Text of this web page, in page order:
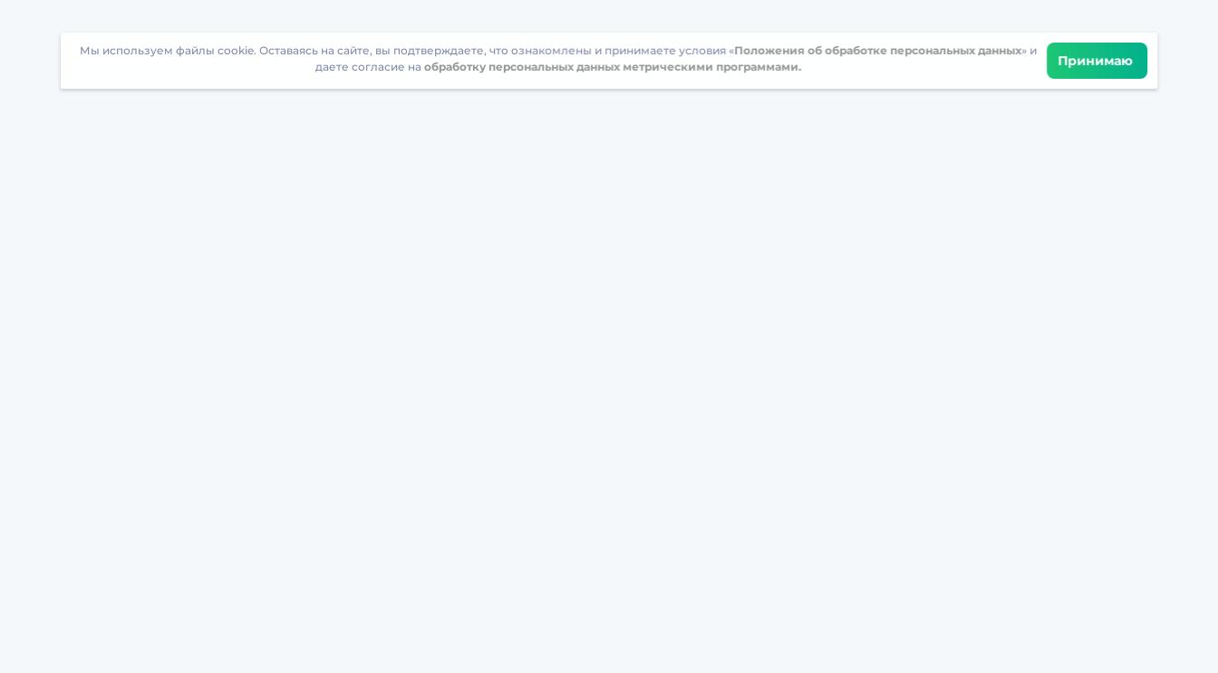
Мы используем файлы cookie. Оставаясь на сайте, вы подтверждаете, что ознакомлены и принимаете условия «Положения об обработке персональных данных» и
даете согласие на обработку персональных данных метрическими программами. Принимаю